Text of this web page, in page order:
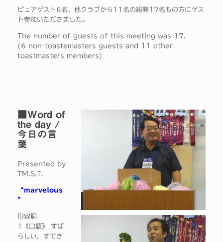
ピュアゲスト6名、他クラブから11名の総勢17名もの方にゲス
ト参加いただきました。
The number of guests of this meeting was 17.
(6 non-toastemasters guests and 11 other
toastmasters members)
■Word of
the day /
今日の言
葉
Presented by
TM.S.T.
“marvelous
”
形容詞
1《口語》 すば
らしい，すてき